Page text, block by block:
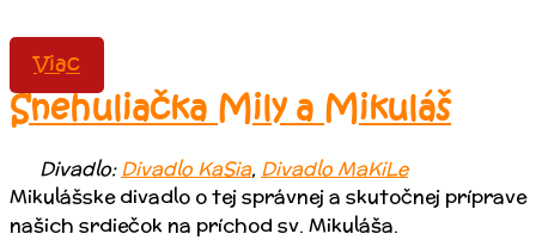
Viac
Snehuliačka Mily a Mikuláš
Divadlo:Divadlo KaSia, Divadlo MaKiLe
Mikulášske divadlo o tej správnej a skutočnej príprave
našich srdiečok na príchod sv. Mikuláša.